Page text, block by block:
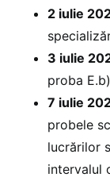
2 iulie
3 iulie
proba
7 iulie
probele
lucrărilor
intervalul